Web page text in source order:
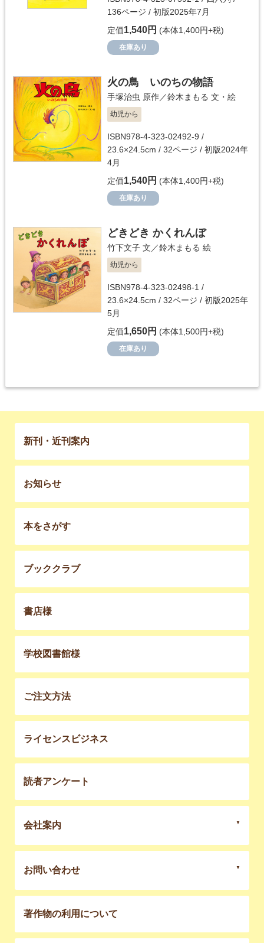
136ページ / 初版2025年7月
定価1,540円 (本体1,400円+税)
在庫あり
火の鳥 いのちの物語
手塚治虫 原作／鈴木まもる 文・絵
幼児から
ISBN978-4-323-02492-9 /
23.6×24.5cm / 32ページ / 初版2024年
4月
定価1,540円 (本体1,400円+税)
在庫あり
どきどき かくれんぼ
竹下文子 文／鈴木まもる 絵
幼児から
ISBN978-4-323-02498-1 /
23.6×24.5cm / 32ページ / 初版2025年
5月
定価1,650円 (本体1,500円+税)
在庫あり
新刊・近刊案内
お知らせ
本をさがす
ブッククラブ
書店様
学校図書館様
ご注文方法
ライセンスビジネス
読者アンケート
会社案内
お問い合わせ
著作物の利用について